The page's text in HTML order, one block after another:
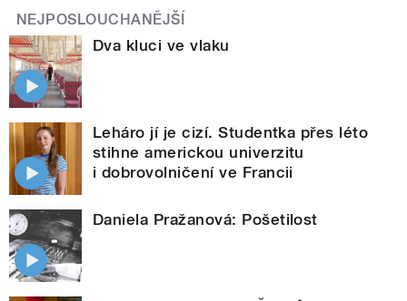
NEJPOSLOUCHANĚJŠÍ
Dva kluci ve vlaku
Leháro jí je cizí. Studentka přes léto
stihne americkou univerzitu
i dobrovolničení ve Francii
Daniela Pražanová: Pošetilost